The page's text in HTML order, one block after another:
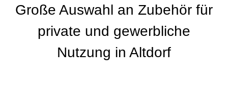
Große Auswahl an Zubehör für
private und gewerbliche
Nutzung in Altdorf